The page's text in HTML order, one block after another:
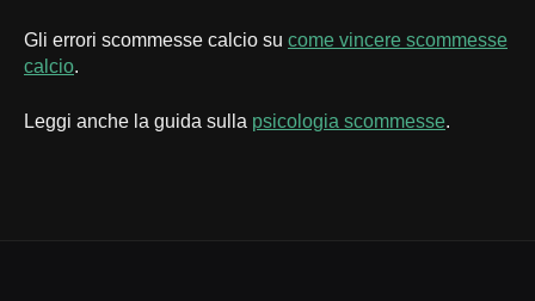
Gli errori scommesse calcio su come vincere scommesse
calcio.
Leggi anche la guida sulla psicologia scommesse.